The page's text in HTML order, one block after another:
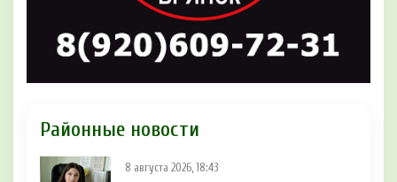
Районные новости
8 августа 2026, 18:43